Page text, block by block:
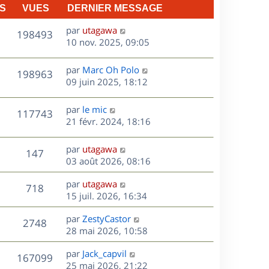
e
s
n
i
e
r
e
s
a
g
e
VUES DERNIER MESSAGE
198493V
u
e
s
D
e
n
i
r
m
e
s
s
a
g
e
par utagawa
10 nov. 2025, 09:05
198963V
u
e
s
D
e
i
e
r
m
e
s
a
e
par Marc Oh Polo
09 juin 2025, 18:12
117743V
u
D
e
i
e
r
m
e
s
s
a
g
e
par le mic
21 févr. 2024, 18:16
147V
u
e
s
D
e
r
n
i
e
r
m
e
s
par utagawa
03 août 2026, 08:16
718V
u
e
s
D
e
r
n
i
e
r
par utagawa
15 juil. 2026, 16:34
2748V
u
e
D
e
r
n
i
par ZestyCastor
28 mai 2026, 10:58
167099V
D
e
par Jack_capvil
25 mai 2026, 21:22